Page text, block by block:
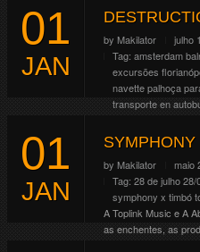
A produtora Solid
Hell 2024” e será
Horizonte/MG 03/12,
Continue Reading
01
JAN
by Makilator julho
Tag: amsterdam
excursões
navettepalhoça
transporte en
divulgando o álbum
01
JAN
by Makilator maio
Tag: 28 de julho28/
symphony x timbó
A Toplink Music e A
as enchentes, as